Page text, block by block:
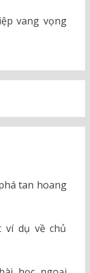
vang vọng
tan hoang
ví dụ về chủ